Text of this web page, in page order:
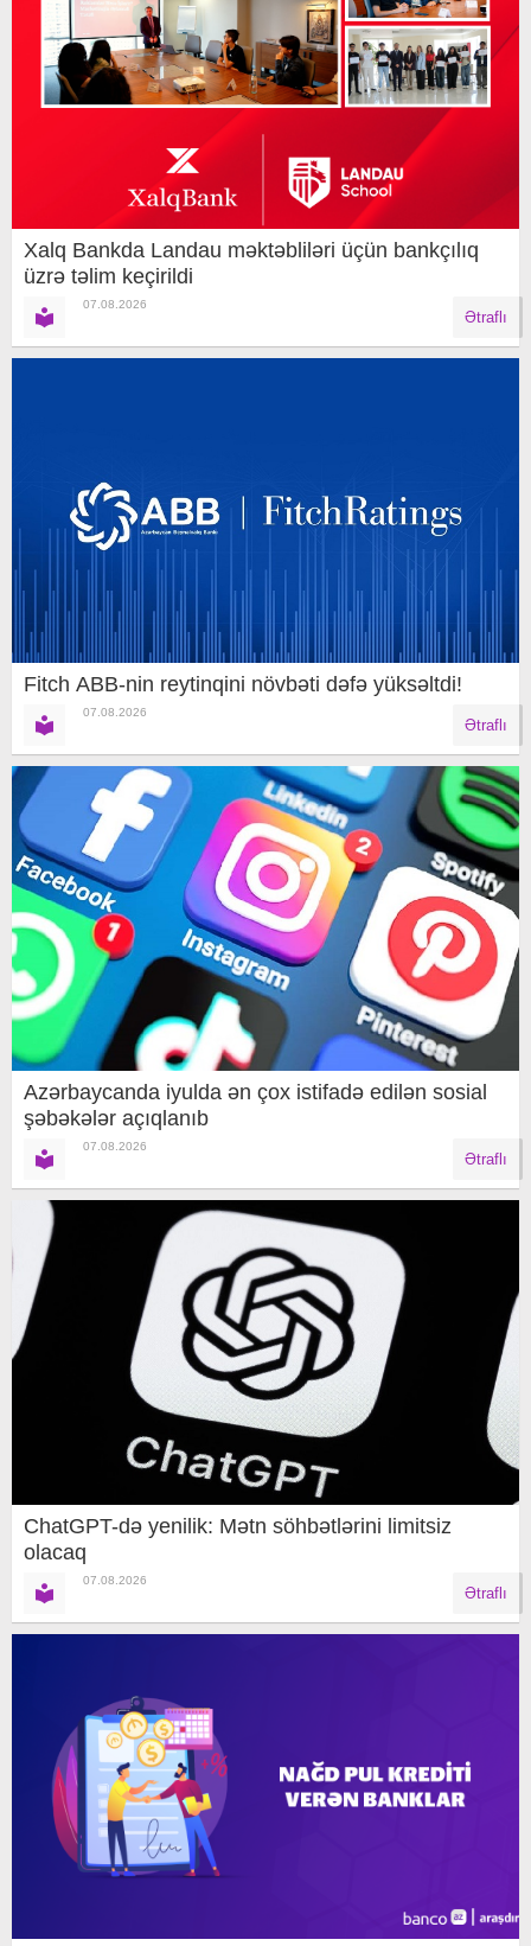
Xalq Bankda Landau məktəbliləri üçün bankçılıq
üzrə təlim keçirildi
07.08.2026
Ətraflı
Fitch ABB-nin reytinqini növbəti dəfə yüksəltdi!
07.08.2026
Ətraflı
Azərbaycanda iyulda ən çox istifadə edilən sosial
şəbəkələr açıqlanıb
07.08.2026
Ətraflı
ChatGPT-də yenilik: Mətn söhbətlərini limitsiz
olacaq
07.08.2026
Ətraflı